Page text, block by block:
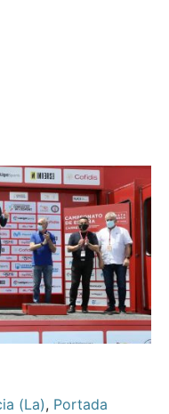
(La), Portada